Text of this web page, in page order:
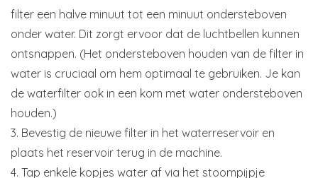
filter een halve minuut tot een minuut ondersteboven
onder water. Dit zorgt ervoor dat de luchtbellen kunnen
ontsnappen. (Het ondersteboven houden van de filter in
water is cruciaal om hem optimaal te gebruiken. Je kan
de waterfilter ook in een kom met water ondersteboven
houden.)
3. Bevestig de nieuwe filter in het waterreservoir en
plaats het reservoir terug in de machine.
4. Tap enkele kopjes water af via het stoompijpje